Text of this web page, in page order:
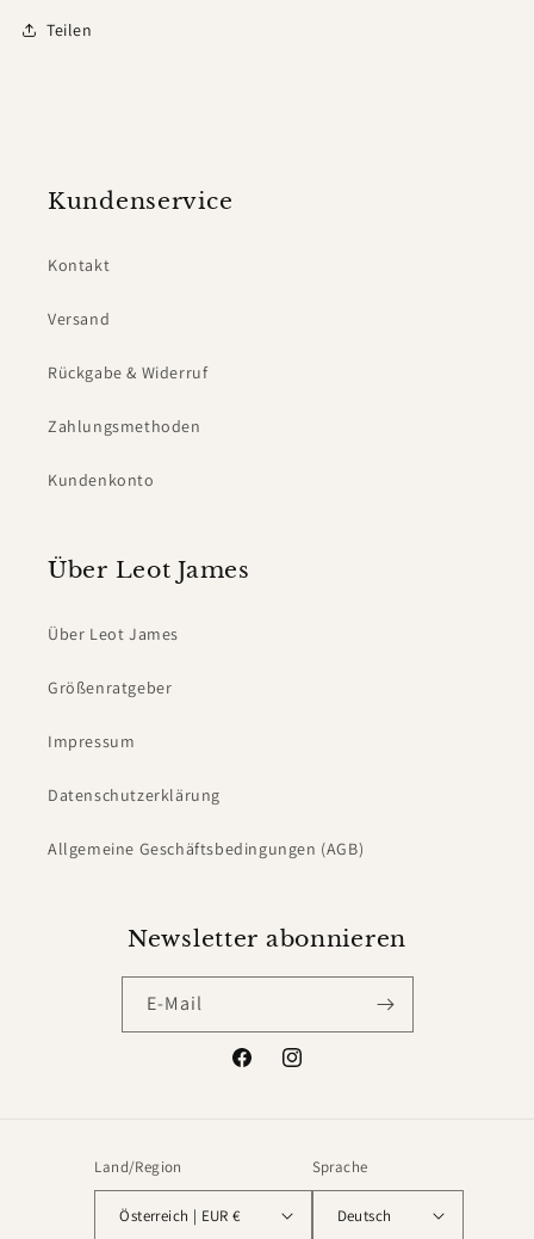
Teilen
Kundenservice
Kontakt
Versand
Rückgabe & Widerruf
Zahlungsmethoden
Kundenkonto
Über Leot James
Über Leot James
Größenratgeber
Impressum
Datenschutzerklärung
Allgemeine Geschäftsbedingungen (AGB)
Newsletter abonnieren
E-Mail
FacebookInstagram
Land/Region
Österreich | EUR €
Sprache
Deutsch